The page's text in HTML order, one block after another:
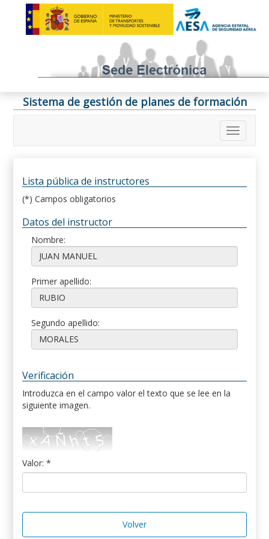
Sistema de gestión de planes de formación
Lista pública de instructores
(*) Campos obligatorios
Datos del instructor
Nombre:
Primer apellido:
Segundo apellido:
Verificación
Introduzca en el campo valor el texto que se lee en la
siguiente imagen.
Valor: *
Volver